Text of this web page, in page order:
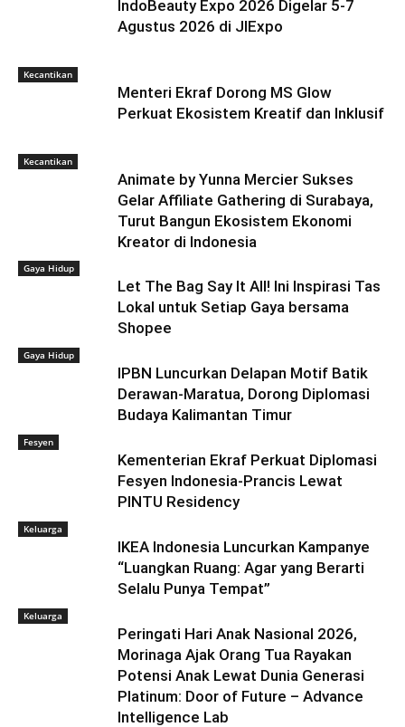
IndoBeauty Expo 2026 Digelar 5-7
Agustus 2026 di JIExpo
Kecantikan
Menteri Ekraf Dorong MS Glow
Perkuat Ekosistem Kreatif dan Inklusif
Kecantikan
Animate by Yunna Mercier Sukses
Gelar Affiliate Gathering di Surabaya,
Turut Bangun Ekosistem Ekonomi
Kreator di Indonesia
Gaya Hidup
Let The Bag Say It All! Ini Inspirasi Tas
Lokal untuk Setiap Gaya bersama
Shopee
Gaya Hidup
IPBN Luncurkan Delapan Motif Batik
Derawan-Maratua, Dorong Diplomasi
Budaya Kalimantan Timur
Fesyen
Kementerian Ekraf Perkuat Diplomasi
Fesyen Indonesia-Prancis Lewat
PINTU Residency
Keluarga
IKEA Indonesia Luncurkan Kampanye
“Luangkan Ruang: Agar yang Berarti
Selalu Punya Tempat”
Keluarga
Peringati Hari Anak Nasional 2026,
Morinaga Ajak Orang Tua Rayakan
Potensi Anak Lewat Dunia Generasi
Platinum: Door of Future – Advance
Intelligence Lab